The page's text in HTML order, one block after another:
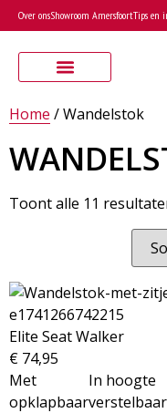
Over onsShowroom AmersfoortTips en
Home / Wandelstok
Toont alle 11
Elite Seat Walker
€ 74,95
Met
opklapbaar
In hoogte
verstelbaar